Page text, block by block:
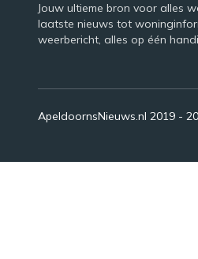
Jouw ultieme bron voor alles
laatste nieuws tot
weerbericht, alles op één
ApeldoornsNieuws.nl 2019 -